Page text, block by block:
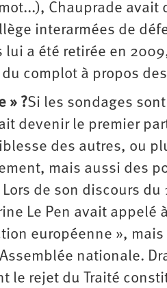
Chauprade
interarmées de
a été retirée en
complot à propos
» ?Si les sondages
devenir le premier
des autres, ou
mais aussi des
de son discours
Le Pen avait appelé
européenne »,
nationale.
le rejet du Traité